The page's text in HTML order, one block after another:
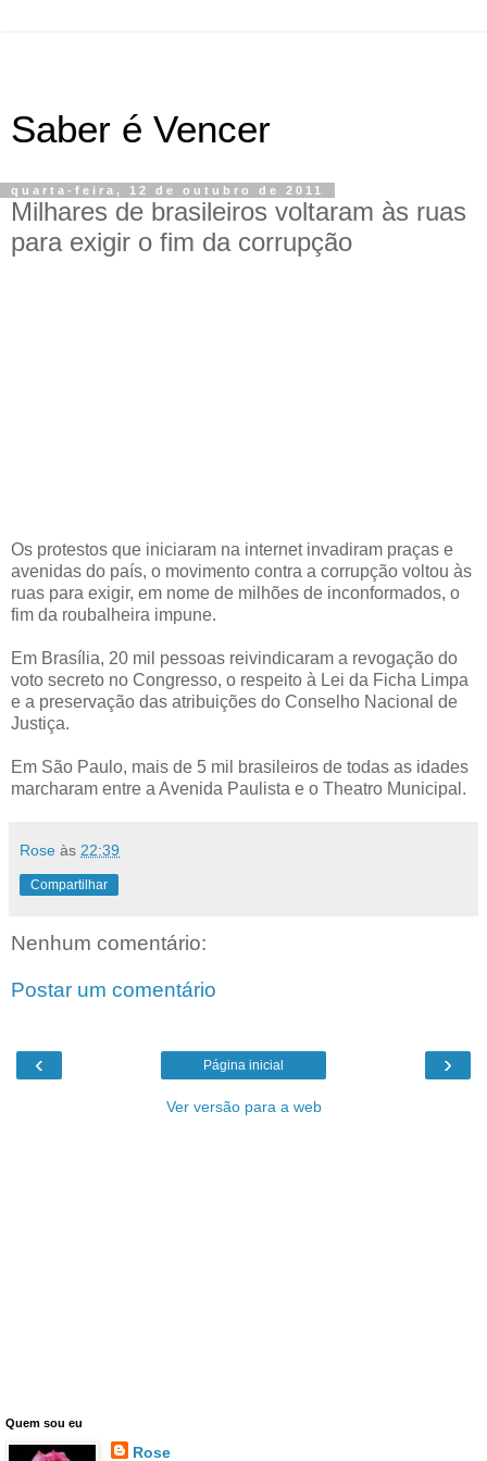
Saber é Vencer
quarta-feira, 12 de outubro de 2011
Milhares de brasileiros voltaram às ruas
para exigir o fim da corrupção
Os protestos que iniciaram na internet invadiram praças e
avenidas do país, o movimento contra a corrupção voltou às
ruas para exigir, em nome de milhões de inconformados, o
fim da roubalheira impune.
Em Brasília, 20 mil pessoas reivindicaram a revogação do
voto secreto no Congresso, o respeito à Lei da Ficha Limpa
e a preservação das atribuições do Conselho Nacional de
Justiça.
Em São Paulo, mais de 5 mil brasileiros de todas as idades
marcharam entre a Avenida Paulista e o Theatro Municipal.
Rose às 22:39
Compartilhar
Nenhum comentário:
Postar um comentário
‹ ›
Página inicial
Ver versão para a web
Quem sou eu
Rose